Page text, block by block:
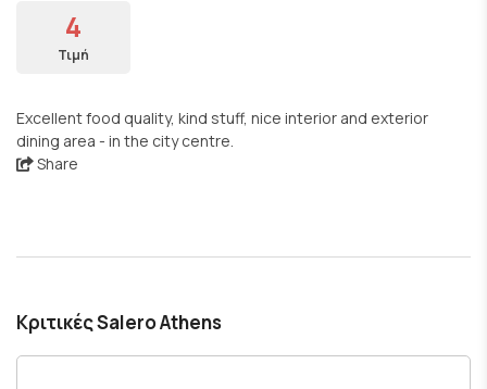
4
Τιμή
Excellent food quality, kind stuff, nice interior and exterior
dining area - in the city centre.
Share
Κριτικές Salero Athens